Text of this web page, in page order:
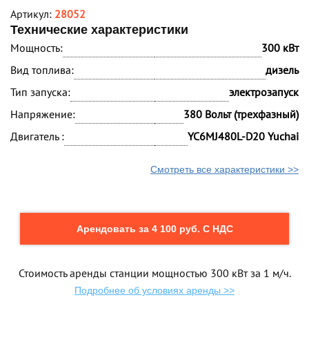
Артикул: 28052
Технические характеристики
Мощность:
300 кВт
Вид топлива:
дизель
Тип запуска:
электрозапуск
Напряжение:
380 Вольт (трехфазный)
Двигатель :
YC6MJ480L-D20 Yuchai
Смотреть все характеристики >>
Арендовать за 4 100 руб. С НДС
Стоимость аренды станции мощностью 300 кВт за 1 м/ч.
Подробнее об условиях аренды >>